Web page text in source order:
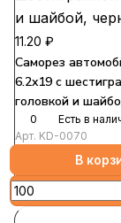
11.20 ₽
Саморез
6.2x19 с
головкой и
S=10
0
Есть в
Арт. KD-0070
В